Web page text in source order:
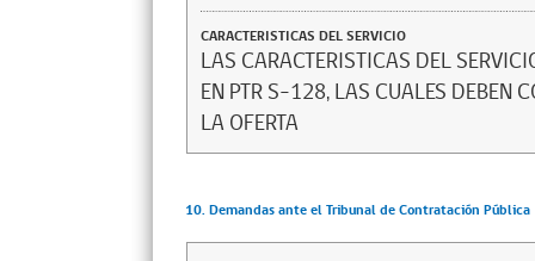
CARACTERISTICAS DEL SERVICIO
LAS CARACTERISTICAS DEL
EN PTR S-128, LAS CUALES DEBEN
LA OFERTA
10. Demandas ante el Tribunal de Contratación Pública